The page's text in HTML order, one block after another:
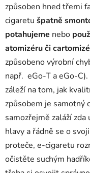
způsoben hned třemi
cigaretu špatně
potahujeme nebo
atomizéru či
způsobeno výrobní
např. eGo-T a eGo-
záleží na tom, jak
způsobem je samotný
samozřejmě zaláží
hlavy a řádně se o
proteče, e-cigaretu
očistěte suchým